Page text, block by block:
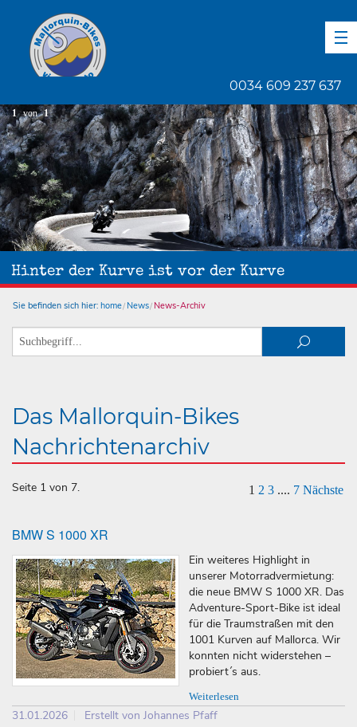
0034 609 237 637
Hinter der Kurve ist vor der Kurve
1 von 1
Sie befinden sich hier: home News News-Archiv
Das Mallorquin-Bikes
Nachrichtenarchiv
Seite 1 von 7. 1 2 3 .... 7 Nächste
BMW S 1000 XR
Ein weiteres Highlight in
unserer Motorradvermietung:
die neue BMW S 1000 XR. Das
Adventure-Sport-Bike ist ideal
für die Traumstraßen mit den
1001 Kurven auf Mallorca. Wir
konnten nicht widerstehen –
probiert´s aus.
Weiterlesen
31.01.2026 Erstellt von Johannes Pfaff